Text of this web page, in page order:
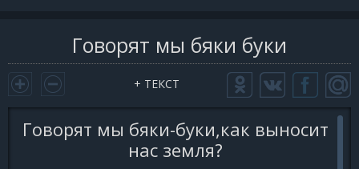
Говорят мы бяки буки
+ ТЕКСТ
Говорят мы бяки-буки,как выносит
нас земля?